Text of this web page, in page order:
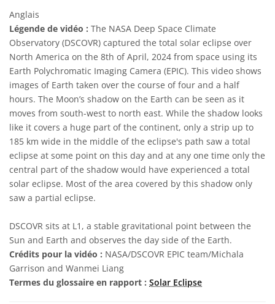
Anglais
Légende de vidéo : The NASA Deep Space Climate
Observatory (DSCOVR) captured the total solar eclipse over
North America on the 8th of April, 2024 from space using its
Earth Polychromatic Imaging Camera (EPIC). This video shows
images of Earth taken over the course of four and a half
hours. The Moon’s shadow on the Earth can be seen as it
moves from south-west to north east. While the shadow looks
like it covers a huge part of the continent, only a strip up to
185 km wide in the middle of the eclipse's path saw a total
eclipse at some point on this day and at any one time only the
central part of the shadow would have experienced a total
solar eclipse. Most of the area covered by this shadow only
saw a partial eclipse.
DSCOVR sits at L1, a stable gravitational point between the
Sun and Earth and observes the day side of the Earth.
Crédits pour la vidéo : NASA/DSCOVR EPIC team/Michala
Garrison and Wanmei Liang
Termes du glossaire en rapport : Solar Eclipse